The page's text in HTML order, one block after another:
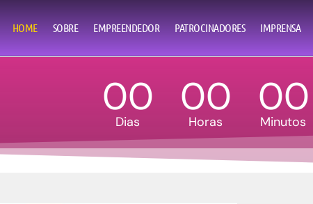
HOME SOBRE EMPREENDEDOR PATROCINADORES IMPRENSA
é
00
Dias
00
Horas
00
Minutos